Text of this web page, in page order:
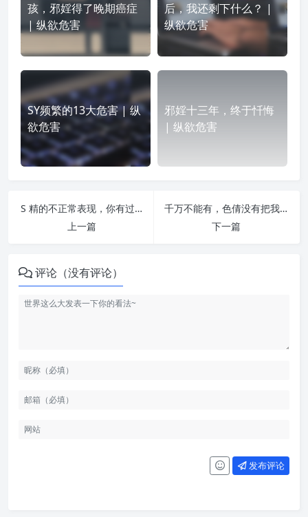
孩，邪婬得了晚期癌症
| 纵欲危害
后，我还剩下什么？ |
纵欲危害
SY频繁的13大危害 | 纵
欲危害
邪婬十三年，终于忏悔
| 纵欲危害
S 精的不正常表现，你有过吗？？ | 纵欲危害
上一篇
千万不能有，色倩没有把我怎么样的错觉！ | 纵欲危害
下一篇
评论（没有评论）
发布评论